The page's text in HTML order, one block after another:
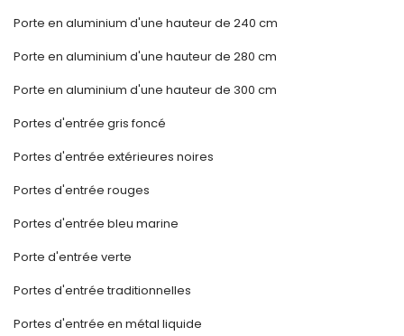
Porte en aluminium d'une hauteur de 240 cm
Porte en aluminium d'une hauteur de 280 cm
Porte en aluminium d'une hauteur de 300 cm
Portes d'entrée gris foncé
Portes d'entrée extérieures noires
Portes d'entrée rouges
Portes d'entrée bleu marine
Porte d'entrée verte
Portes d'entrée traditionnelles
Portes d'entrée en métal liquide